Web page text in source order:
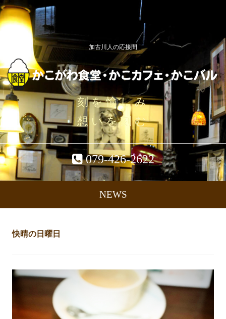
加古川人の応接間
刻を愉しみ
想いを刻む
079-426-2622
NEWS
快晴の日曜日